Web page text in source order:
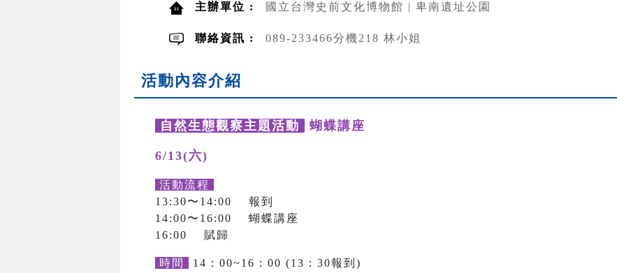
主辦單位 : 國立台灣史前文化博物館 | 卑南遺址公園
聯絡資訊 : 089-233466分機218 林小姐
活動內容介紹
自然生態觀察主題活動 蝴蝶講座
6/13(六)
活動流程
13:30〜14:00 報到
14:00〜16:00 蝴蝶講座
16:00 賦歸
時間
14：00~16：00 (13：30報到)